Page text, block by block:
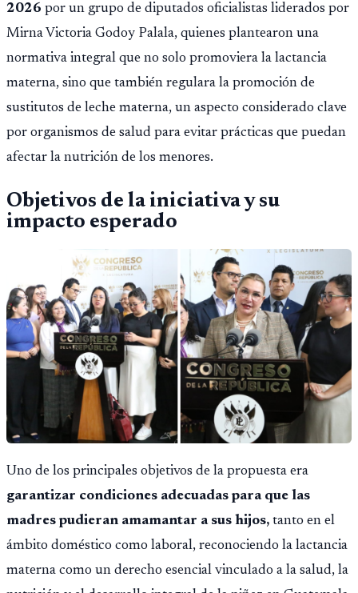
2026 por un grupo de diputados oficialistas liderados por
Mirna Victoria Godoy Palala, quienes plantearon una
normativa integral que no solo promoviera la lactancia
materna, sino que también regulara la promoción de
sustitutos de leche materna, un aspecto considerado clave
por organismos de salud para evitar prácticas que puedan
afectar la nutrición de los menores.
Objetivos de la iniciativa y su
impacto esperado
Uno de los principales objetivos de la propuesta era
garantizar condiciones adecuadas para que las
madres pudieran amamantar a sus hijos, tanto en el
ámbito doméstico como laboral, reconociendo la lactancia
materna como un derecho esencial vinculado a la salud, la